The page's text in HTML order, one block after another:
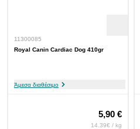
11300085
Royal Canin Cardiac Dog 410gr
Άμεσα διαθέσιμο
5,90 €
14.39€ / kg